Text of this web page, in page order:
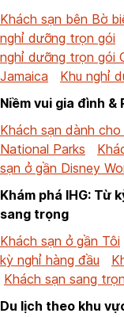
Khách sạn bên Bờ
nghỉ dưỡng trọn gói
nghỉ dưỡng trọn gói
Jamaica
Khu nghỉ
Niềm vui gia đình
Khách sạn dành cho
National Parks
sạn ở gần Disney
Khám phá IHG: Từ
sang trọng
Khách sạn ở gần Tôi
kỳ nghỉ hàng đầu
Khách sạn sang
Du lịch theo khu